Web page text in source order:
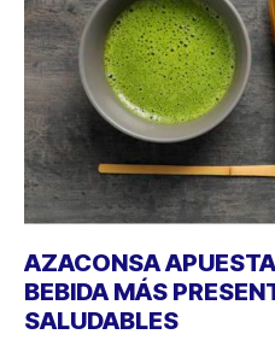
AZACONSA
BEBIDA MÁS
SALUDABLES